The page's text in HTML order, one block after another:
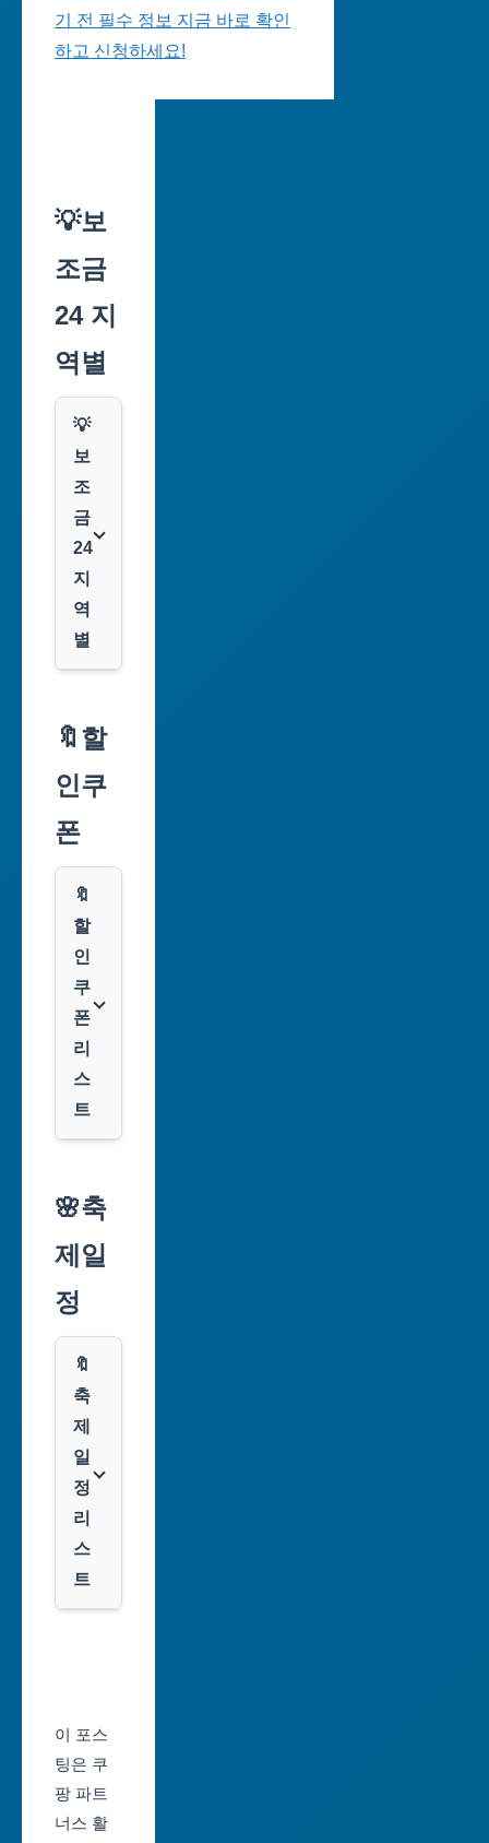
기 전 필수 정보 지금 바로 확인
하고 신청하세요!
💡보
조금
24 지
역별
💡
보
조
금
24
지
역
별
울
특
별
부
산
광
역
시
대
인
광
역
주
광
역
시
대
전
광
광
역
🔖할
인쿠
폰
🔖
할
인
쿠
폰
리
스
트
리
스
레
쿠
팡
클
룩
🌸축
제일
정
🔖
축
제
일
정
리
스
트
일
정
부
이 포스
팅은 쿠
팡 파트
너스 활